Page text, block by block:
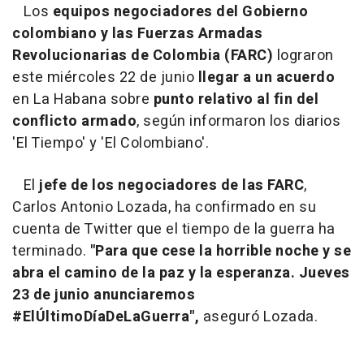
Los equipos negociadores del Gobierno
colombiano y las Fuerzas Armadas
Revolucionarias de Colombia (FARC) lograron
este miércoles 22 de junio llegar a un acuerdo
en La Habana sobre punto relativo al fin del
conflicto armado, según informaron los diarios
'El Tiempo' y 'El Colombiano'.
Eljefe de los negociadores de las FARC,
Carlos Antonio Lozada, ha confirmado en su
cuenta de Twitter que el tiempo de la guerra ha
terminado. "Para que cese la horrible noche y se
abra el camino de la paz y la esperanza. Jueves
23 de junio anunciaremos
#ElÚltimoDíaDeLaGuerra", aseguró Lozada.